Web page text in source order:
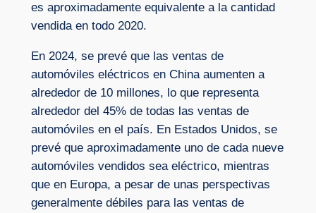
es aproximadamente equivalente a la cantidad
vendida en todo 2020.
En 2024, se prevé que las ventas de
automóviles eléctricos en China aumenten a
alrededor de 10 millones, lo que representa
alrededor del 45% de todas las ventas de
automóviles en el país. En Estados Unidos, se
prevé que aproximadamente uno de cada nueve
automóviles vendidos sea eléctrico, mientras
que en Europa, a pesar de unas perspectivas
generalmente débiles para las ventas de